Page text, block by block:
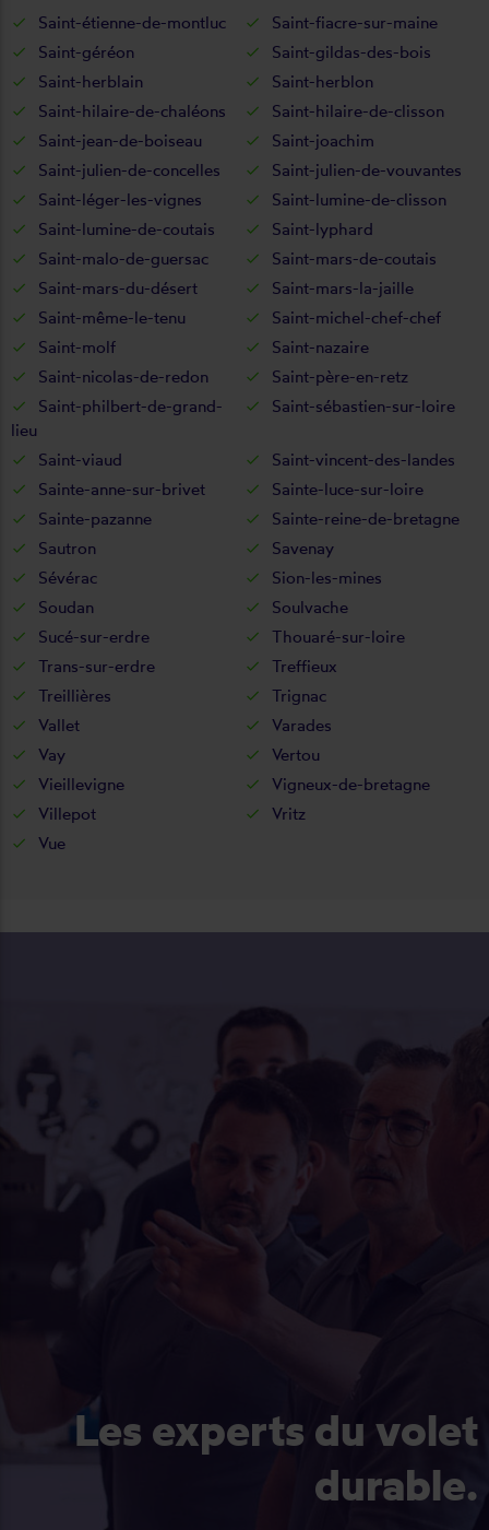
Saint-étienne-de-montluc
Saint-fiacre-sur-maine
Saint-géréon
Saint-gildas-des-bois
Saint-herblain
Saint-herblon
Saint-hilaire-de-chaléons
Saint-hilaire-de-clisson
Saint-jean-de-boiseau
Saint-joachim
Saint-julien-de-concelles
Saint-julien-de-vouvantes
Saint-léger-les-vignes
Saint-lumine-de-clisson
Saint-lumine-de-coutais
Saint-lyphard
Saint-malo-de-guersac
Saint-mars-de-coutais
Saint-mars-du-désert
Saint-mars-la-jaille
Saint-même-le-tenu
Saint-michel-chef-chef
Saint-molf
Saint-nazaire
Saint-nicolas-de-redon
Saint-père-en-retz
Saint-philbert-de-grand-
lieu
Saint-sébastien-sur-loire
Saint-viaud
Saint-vincent-des-landes
Sainte-anne-sur-brivet
Sainte-luce-sur-loire
Sainte-pazanne
Sainte-reine-de-bretagne
Sautron
Savenay
Sévérac
Sion-les-mines
Soudan
Soulvache
Sucé-sur-erdre
Thouaré-sur-loire
Trans-sur-erdre
Treffieux
Treillières
Trignac
Vallet
Varades
Vay
Vertou
Vieillevigne
Vigneux-de-bretagne
Villepot
Vritz
Vue
Les experts du volet
durable.